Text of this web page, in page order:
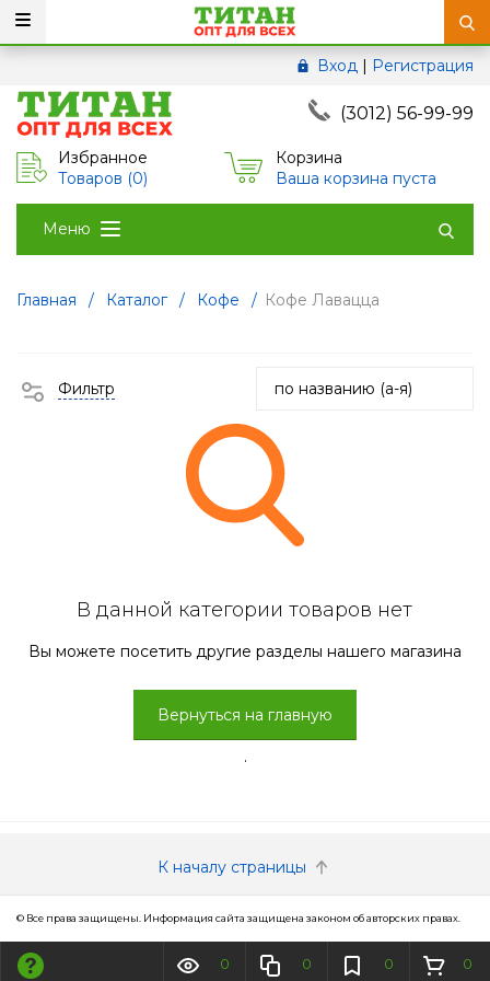
0 0 0 0
Вход | Регистрация
(3012) 56-99-99
Избранное
Товаров (0)
Корзина
Ваша корзина пуста
Меню
Главная / Каталог / Кофе / Кофе Лавацца
Фильтр
В данной категории товаров нет
Вы можете посетить другие разделы нашего магазина
Вернуться на главную
.
К началу страницы
© Все права защищены. Информация сайта защищена законом об авторских правах.